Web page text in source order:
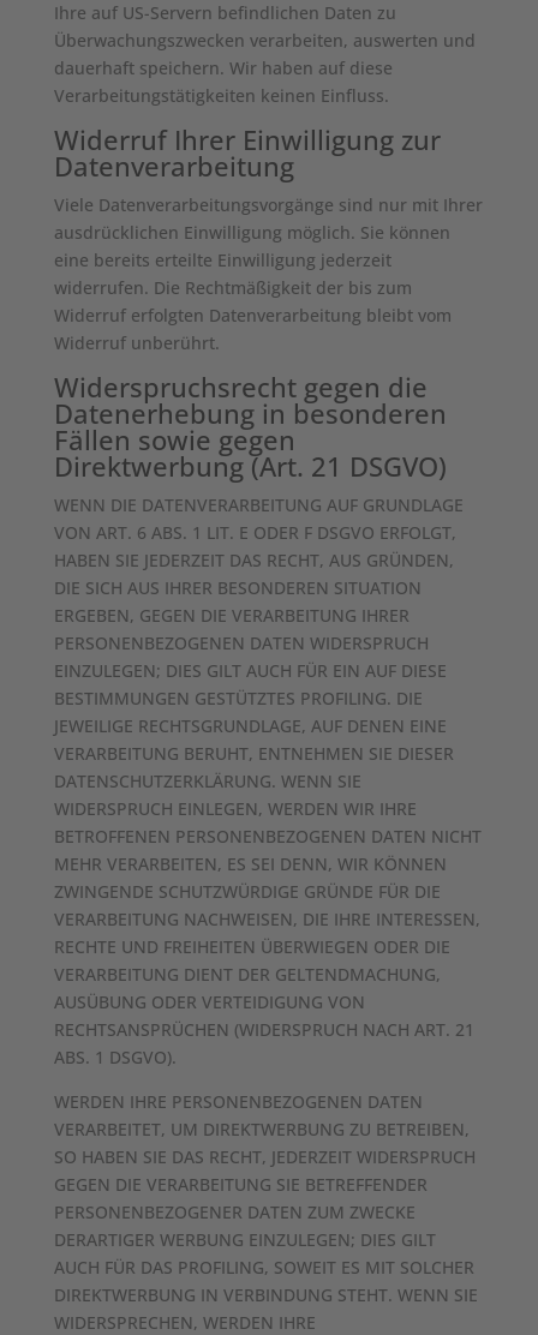
Ihre auf US-Servern befindlichen Daten zu
Überwachungszwecken verarbeiten, auswerten und
dauerhaft speichern. Wir haben auf diese
Verarbeitungstätigkeiten keinen Einfluss.
Widerruf Ihrer Einwilligung zur
Datenverarbeitung
Viele Datenverarbeitungsvorgänge sind nur mit Ihrer
ausdrücklichen Einwilligung möglich. Sie können
eine bereits erteilte Einwilligung jederzeit
widerrufen. Die Rechtmäßigkeit der bis zum
Widerruf erfolgten Datenverarbeitung bleibt vom
Widerruf unberührt.
Widerspruchsrecht gegen die
Datenerhebung in besonderen
Fällen sowie gegen
Direktwerbung (Art. 21 DSGVO)
WENN DIE DATENVERARBEITUNG AUF GRUNDLAGE
VON ART. 6 ABS. 1 LIT. E ODER F DSGVO ERFOLGT,
HABEN SIE JEDERZEIT DAS RECHT, AUS GRÜNDEN,
DIE SICH AUS IHRER BESONDEREN SITUATION
ERGEBEN, GEGEN DIE VERARBEITUNG IHRER
PERSONENBEZOGENEN DATEN WIDERSPRUCH
EINZULEGEN; DIES GILT AUCH FÜR EIN AUF DIESE
BESTIMMUNGEN GESTÜTZTES PROFILING. DIE
JEWEILIGE RECHTSGRUNDLAGE, AUF DENEN EINE
VERARBEITUNG BERUHT, ENTNEHMEN SIE DIESER
DATENSCHUTZERKLÄRUNG. WENN SIE
WIDERSPRUCH EINLEGEN, WERDEN WIR IHRE
BETROFFENEN PERSONENBEZOGENEN DATEN NICHT
MEHR VERARBEITEN, ES SEI DENN, WIR KÖNNEN
ZWINGENDE SCHUTZWÜRDIGE GRÜNDE FÜR DIE
VERARBEITUNG NACHWEISEN, DIE IHRE INTERESSEN,
RECHTE UND FREIHEITEN ÜBERWIEGEN ODER DIE
VERARBEITUNG DIENT DER GELTENDMACHUNG,
AUSÜBUNG ODER VERTEIDIGUNG VON
RECHTSANSPRÜCHEN (WIDERSPRUCH NACH ART. 21
ABS. 1 DSGVO).
WERDEN IHRE PERSONENBEZOGENEN DATEN
VERARBEITET, UM DIREKTWERBUNG ZU BETREIBEN,
SO HABEN SIE DAS RECHT, JEDERZEIT WIDERSPRUCH
GEGEN DIE VERARBEITUNG SIE BETREFFENDER
PERSONENBEZOGENER DATEN ZUM ZWECKE
DERARTIGER WERBUNG EINZULEGEN; DIES GILT
AUCH FÜR DAS PROFILING, SOWEIT ES MIT SOLCHER
DIREKTWERBUNG IN VERBINDUNG STEHT. WENN SIE
WIDERSPRECHEN, WERDEN IHRE